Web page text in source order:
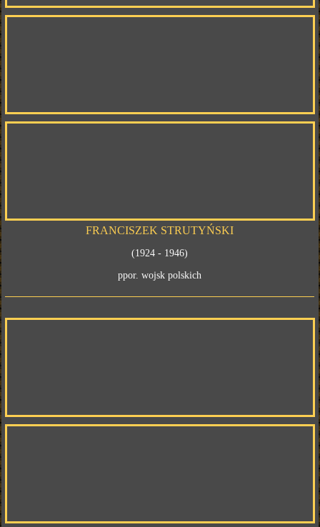
FRANCISZEK STRUTYŃSKI
(1924 - 1946)
ppor. wojsk polskich